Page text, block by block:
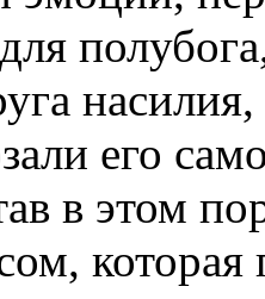
его
в этом
которая